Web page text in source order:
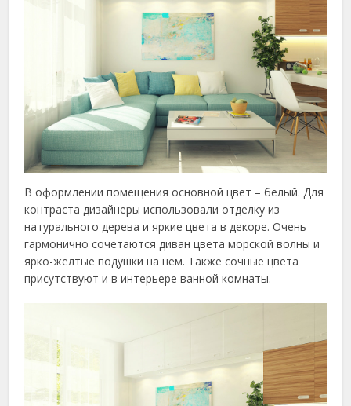
В оформлении помещения основной цвет – белый. Для
контраста дизайнеры использовали отделку из
натурального дерева и яркие цвета в декоре. Очень
гармонично сочетаются диван цвета морской волны и
ярко-жёлтые подушки на нём. Также сочные цвета
присутствуют и в интерьере ванной комнаты.